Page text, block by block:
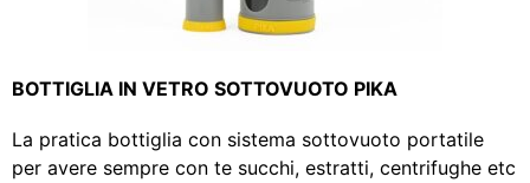
BOTTIGLIA IN VETRO SOTTOVUOTO PIKA
La pratica bottiglia con sistema sottovuoto portatile
per avere sempre con te succhi, estratti, centrifughe etc